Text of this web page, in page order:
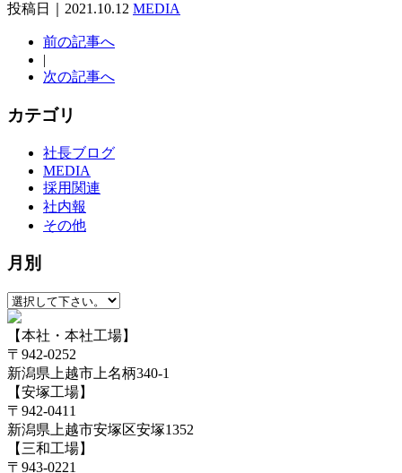
投稿日｜2021.10.12 MEDIA
前の記事へ
|
次の記事へ
カテゴリ
社長ブログ
MEDIA
採用関連
社内報
その他
月別
【本社・本社工場】
〒942-0252
新潟県上越市上名柄340-1
【安塚工場】
〒942-0411
新潟県上越市安塚区安塚1352
【三和工場】
〒943-0221